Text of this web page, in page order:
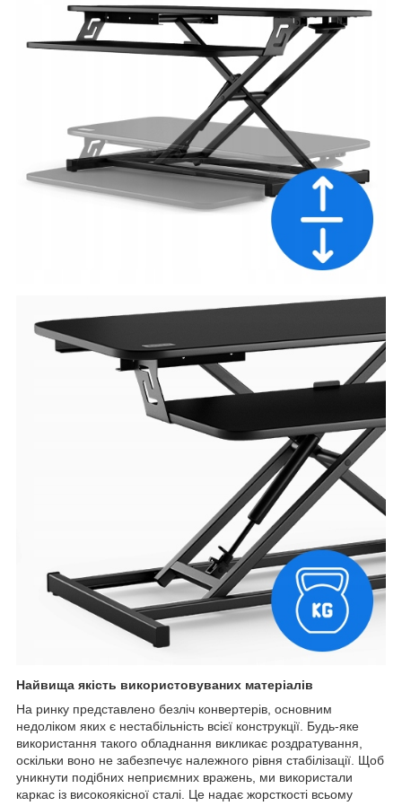
Найвища якість використовуваних матеріалів
На ринку представлено безліч конвертерів, основним
недоліком яких є нестабільність всієї конструкції. Будь-яке
використання такого обладнання викликає роздратування,
оскільки воно не забезпечує належного рівня стабілізації. Щоб
уникнути подібних неприємних вражень, ми використали
каркас із високоякісної сталі. Це надає жорсткості всьому